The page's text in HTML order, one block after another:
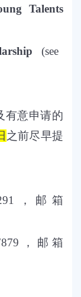
Talents
(see
有意申请的
之前尽早提
，邮箱
，邮箱